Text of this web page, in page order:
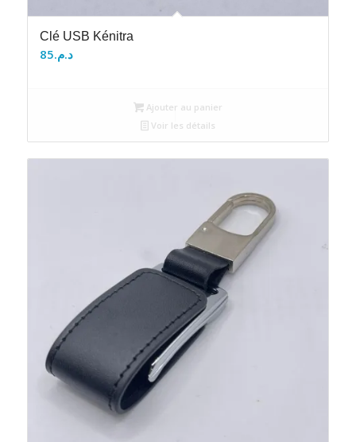
Clé USB Kénitra
د.م.85
Ajouter au panier
Voir les détails